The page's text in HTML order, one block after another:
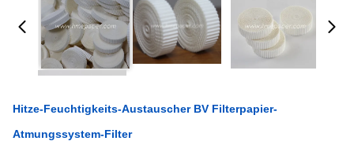
Hitze-Feuchtigkeits-Austauscher BV Filterpapier-
Atmungssystem-Filter